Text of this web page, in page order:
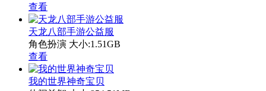
查看
天龙八部手游公益服
角色扮演 大小:1.51GB
查看
我的世界神奇宝贝